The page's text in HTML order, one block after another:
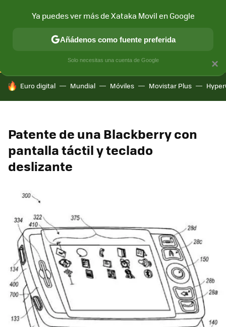
CONECTIVIDAD MÓVIL Y SOCIEDAD APLICACIONES
HOY SE HABLA DE
Euro digital Mundial Móviles Movistar Plus
Patente de una Blackberry con
pantalla táctil y teclado
deslizante
×
Ya puedes ver más de Xataka Movil en Google
Añádenos como fuente preferida
Solo necesitas una cuenta de Google